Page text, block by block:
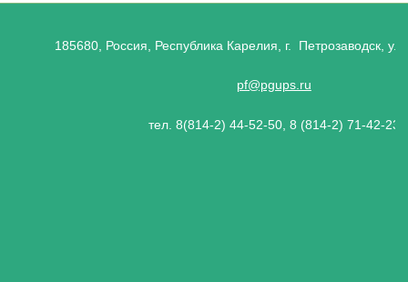
185680, Россия, Республика Карелия, г. Петрозаводск,
pf@pgups.ru
тел. 8(814-2) 44-52-50, 8 (814-2) 71-42-23